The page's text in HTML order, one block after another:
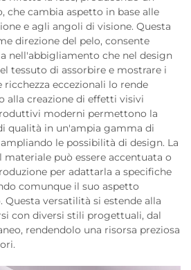
che cambia aspetto in base alle
e agli angoli di visione. Questa
direzione del pelo, consente
nell'abbigliamento che nel design
tessuto di assorbire e mostrare i
eccezionali lo rende
alla creazione di effetti visivi
moderni permettono la
qualità in un'ampia gamma di
le possibilità di design. La
materiale può essere accentuata o
per adattarla a specifiche
comunque il suo aspetto
versatilità si estende alla
con diversi stili progettuali, dal
rendendolo una risorsa preziosa